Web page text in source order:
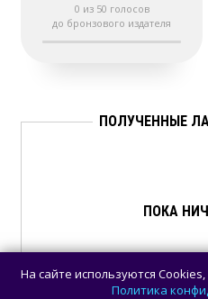
0 из 50 голосов
до бронзового издателя
ПОЛУЧЕННЫЕ
ПОКА
На сайте используются
Политика